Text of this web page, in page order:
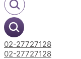
02-27727128
02-27727128